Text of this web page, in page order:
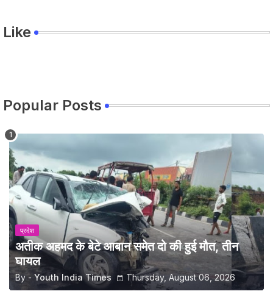
Like
Popular Posts
प्रदेश
अतीक अहमद के बेटे आबान समेत दो की हुई मौत, तीन
घायल
By - Youth India Times Thursday, August 06, 2026